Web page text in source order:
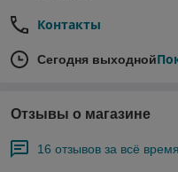
Контакты
Сегодня выходной
Отзывы о магазине
16 отзывов за всё время